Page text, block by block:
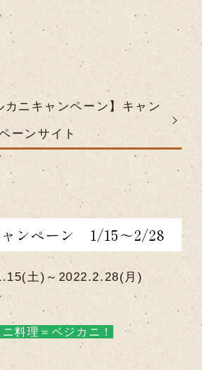
カニキャンペーン】キャン
ーンサイト
ャンペーン 1/15～2/28
土)～2022.2.28(月)
料理＝ベジカニ！